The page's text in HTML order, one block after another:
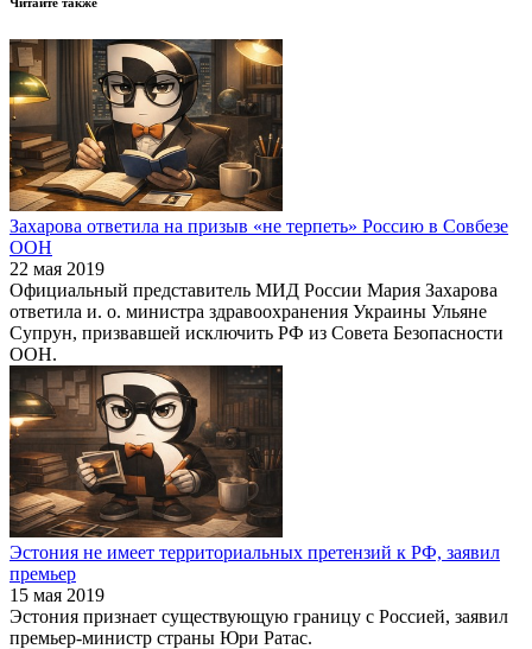
Захарова ответила на призыв «не терпеть» Россию в Совбезе
ООН
22 мая 2019
Официальный представитель МИД России Мария Захарова
ответила и. о. министра здравоохранения Украины Ульяне
Супрун, призвавшей исключить РФ из Совета Безопасности
ООН.
Эстония не имеет территориальных претензий к РФ, заявил
премьер
15 мая 2019
Эстония признает существующую границу с Россией, заявил
премьер-министр страны Юри Ратас.